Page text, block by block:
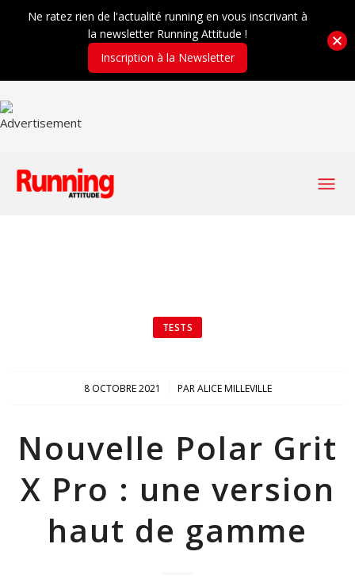
TESTS
8 OCTOBRE 2021
/ PARALICE MILLEVILLE
Nouvelle Polar Grit
X Pro : une version
haut de gamme
Ne ratez rien de l'actualité running en vous inscrivant à
la newsletter Running Attitude !
Inscription à la Newsletter